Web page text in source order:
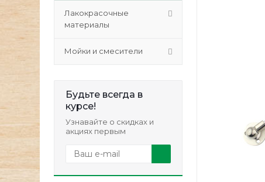
Лакокрасочные
материалы
Мойки и смесители
Будьте всегда в
курсе!
Узнавайте о скидках и
акциях первым